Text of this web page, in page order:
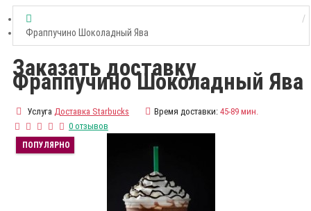
Фраппучино Шоколадный Ява
Заказать доставку
Фраппучино Шоколадный Ява
Услуга Доставка Starbucks Время доставки: 45-89 мин.
0 отзывов
ПОПУЛЯРНО